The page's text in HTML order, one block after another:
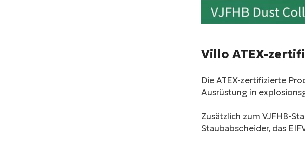
Villo ATEX-
Die ATEX-zertifizierte
Ausrüstung in
Zusätzlich zum VJFHB-
Staubabscheider, das